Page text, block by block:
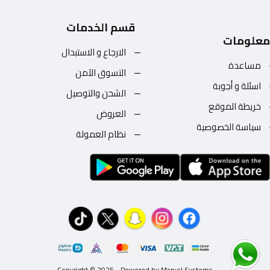
معلومات
مساعدة
اسئلة و أجوبة
خريطة الموقع
سياسة الخصوصية
قسم الخدمات
الارجاع و الاستبدال
التسوق الآمن
الشحن والتوصيل
العروض
نظام العمولة